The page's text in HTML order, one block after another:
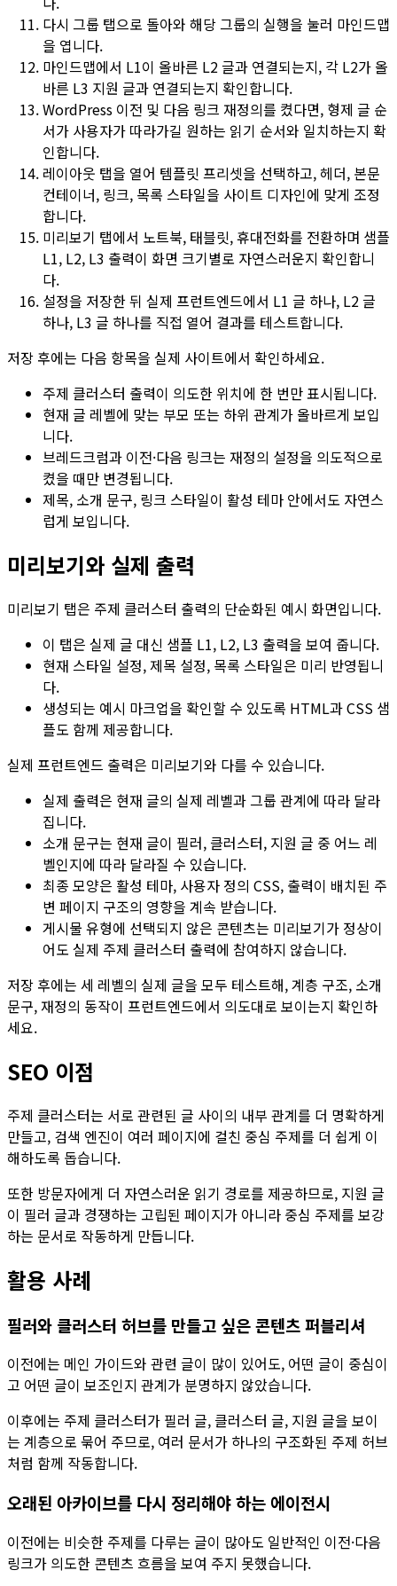
다시 그룹 탭으로 돌아와 해당 그룹의 실행을 눌러 마인드맵
을 엽니다.
마인드맵에서 L1이 올바른 L2글과 연결되는지, 각 L2가 올
바른 L3 지원 글과 연결되는지 확인합니다.
WordPress 이전 및 다음 링크 재정의를 켰다면, 형제 글 순
서가 사용자가 따라가길 원하는 읽기 순서와 일치하는지 확
인합니다.
레이아웃 탭을 열어 템플릿 프리셋을 선택하고, 헤더, 본문
컨테이너, 링크, 목록 스타일을 사이트 디자인에 맞게 조정
합니다.
미리보기 탭에서 노트북, 태블릿,휴대전화를 전환하며 샘플
L1, L2, L3 출력이 화면 크기별로 자연스러운지 확인합니
다.
설정을 저장한 뒤 실제 프런트엔드에서 L1 글 하나, L2글
하나, L3 글 하나를 직접 열어 결과를 테스트합니다.
저장 후에는 다음 항목을 실제 사이트에서 확인하세요.
주제 클러스터 출력이 의도한 위치에 한 번만 표시됩니다.
현재 글 레벨에 맞는 부모 또는 하위 관계가 올바르게 보입
니다.
브레드크럼과 이전·다음 링크는 재정의 설정을 의도적으로
켰을 때만 변경됩니다.
제목, 소개 문구, 링크 스타일이 활성 테마 안에서도 자연스
럽게 보입니다.
미리보기와 실제 출력
미리보기 탭은 주제 클러스터 출력의 단순화된 예시 화면입니다.
이 탭은 실제 글 대신 샘플 L1, L2, L3 출력을 보여 줍니다.
현재 스타일 설정, 제목 설정, 목록 스타일은 미리 반영됩니
다.
생성되는 예시 마크업을 확인할 수 있도록 HTML과 CSS 샘
플도 함께 제공합니다.
실제 프런트엔드 출력은 미리보기와 다를 수 있습니다.
실제 출력은 현재 글의 실제 레벨과 그룹 관계에 따라 달라
집니다.
소개 문구는 현재 글이 필러, 클러스터, 지원 글 중 어느 레
벨인지에 따라 달라질 수 있습니다.
최종 모양은 활성 테마, 사용자 정의 CSS, 출력이 배치된 주
변 페이지 구조의 영향을 계속 받습니다.
게시물 유형에 선택되지 않은 콘텐츠는 미리보기가 정상이
어도 실제 주제 클러스터 출력에 참여하지 않습니다.
저장 후에는 세 레벨의 실제 글을 모두 테스트해, 계층 구조, 소개
문구, 재정의 동작이 프런트엔드에서 의도대로 보이는지 확인하
세요.
SEO 이점
주제 클러스터는 서로 관련된 글 사이의 내부 관계를 더 명확하게
만들고, 검색 엔진이 여러 페이지에 걸친 중심 주제를 더 쉽게 이
해하도록 돕습니다.
또한 방문자에게 더 자연스러운 읽기 경로를 제공하므로, 지원 글
이 필러 글과 경쟁하는 고립된 페이지가 아니라 중심 주제를 보강
하는 문서로 작동하게 만듭니다.
활용 사례
필러와 클러스터 허브를 만들고 싶은 콘텐츠 퍼블리셔
이전에는 메인 가이드와 관련 글이 많이 있어도, 어떤 글이 중심이
고 어떤 글이 보조인지 관계가 분명하지 않았습니다.
이후에는 주제 클러스터가 필러 글, 클러스터 글, 지원 글을 보이
는 계층으로 묶어 주므로, 여러 문서가 하나의 구조화된 주제 허브
처럼 함께 작동합니다.
오래된 아카이브를 다시 정리해야 하는 에이전시
이전에는 비슷한 주제를 다루는 글이 많아도 일반적인 이전·다음
링크가 의도한 콘텐츠 흐름을 보여 주지 못했습니다.